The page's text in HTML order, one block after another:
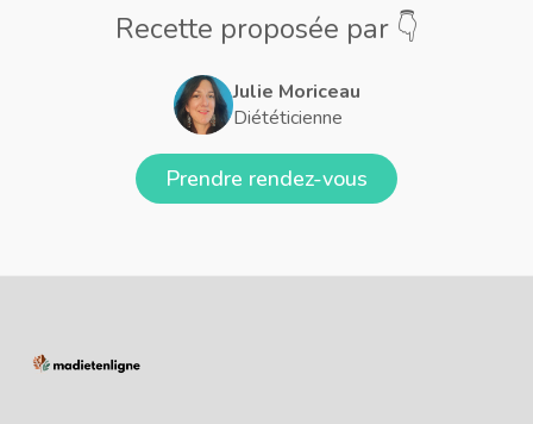
Recette proposée par 👇
Julie Moriceau
Diététicienne
Prendre rendez-vous